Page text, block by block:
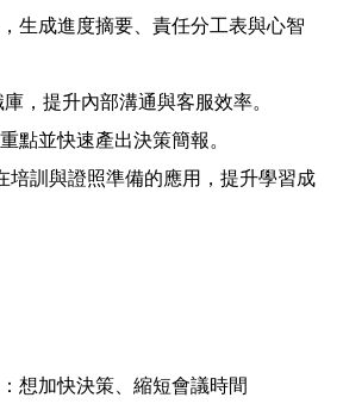
生成進度摘要、責任分工表與心智
，提升內部溝通與客服效率。
點並快速產出決策簡報。
培訓與證照準備的應用，提升學習成
想加快決策、縮短會議時間